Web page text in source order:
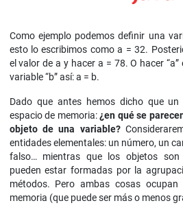
Como ejemplo podemos definir una
esto lo escribimos como a = 32.
el valor de a y hacer a = 78. O hacer
variable “b” así: a = b.
Dado que antes hemos dicho que
espacio de memoria:¿en qué se
objeto de una variable?
entidades elementales: un número, un
falso… mientras que los objetos son
pueden estar formadas por la
métodos. Pero ambas cosas
memoria (que puede ser más o menos